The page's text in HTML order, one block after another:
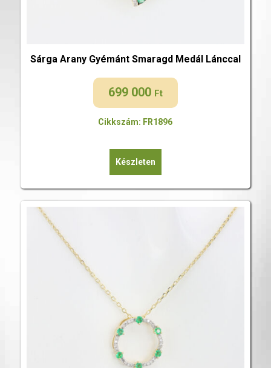
Sárga Arany Gyémánt Smaragd Medál Lánccal
699 000 Ft
Cikkszám: FR1896
Készleten